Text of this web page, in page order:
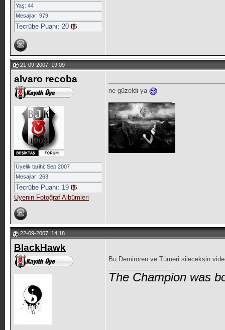
Yaş: 44
Mesajlar: 979
Tecrübe Puanı: 20
21-09-2007, 19:09
alvaro recoba
Üyelik tarihi: Sep 2007
Mesajlar: 263
Tecrübe Puanı: 19
Üyenin Fotoğraf Albümleri
ne güzeldi ya
22-09-2007, 14:18
BlackHawk
Bu Demirören ve Tümeri sileceksin
The Champion was